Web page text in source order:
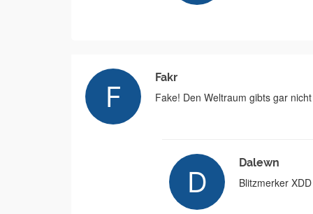
Fakr
Fake! Den Weltraum gibts gar nicht
Dalewn
Blitzmerker XDD